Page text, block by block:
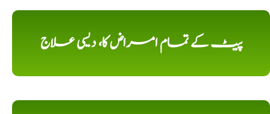
پیٹ کے تمام امراض کا، دیسی علاج